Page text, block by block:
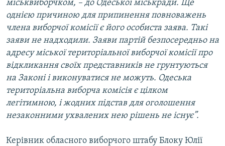
міськвиборчком, – до Одеської міськради. Ще
однією причиною для припинення повноважень
члена виборчої комісії є його особиста заява. Такі
заяви не надходили. Заяви партій безпосередньо на
адресу міської територіальної виборчої комісії про
відкликання своїх представників не грунтуються
на Законі і виконуватися не можуть. Одеська
територіальна виборча комісія є цілком
легітимною, і жодних підстав для оголошення
незаконними ухвалених нею рішень не існує”.
Керівник обласного виборчого штабу Блоку Юлії